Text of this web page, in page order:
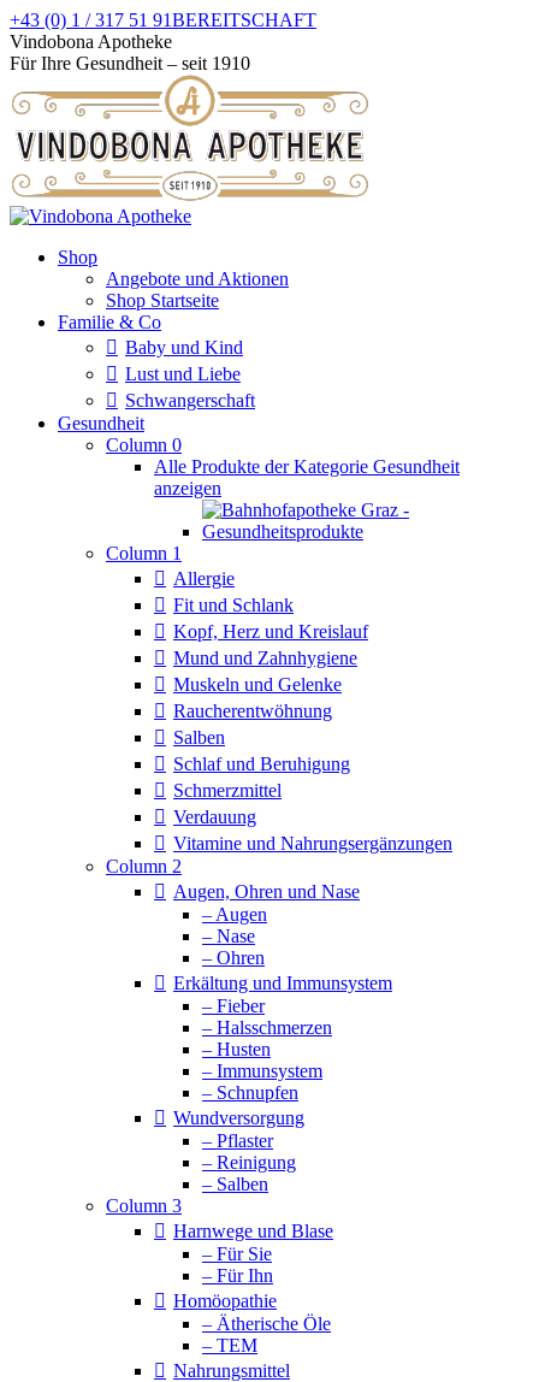
Zum
Inhalt
springen
+43 (0) 1 / 317 51 91BEREITSCHAFT
Facebook
page
in
new
window
Instagram
page
in
new
window
Vindobona Apotheke
Für Ihre Gesundheit – seit 1910
Shop
Angebote und Aktionen
Shop Startseite
Familie & Co
Baby und Kind
Lust und Liebe
Schwangerschaft
Gesundheit
Column 0
Alle Produkte der Kategorie Gesundheit
anzeigen
Column 1
Allergie
Fit und Schlank
Kopf, Herz und Kreislauf
Mund und Zahnhygiene
Muskeln und Gelenke
Raucherentwöhnung
Salben
Schlaf und Beruhigung
Schmerzmittel
Verdauung
Vitamine und Nahrungsergänzungen
Column 2
Augen, Ohren und Nase
– Augen
– Nase
– Ohren
Erkältung und Immunsystem
– Fieber
– Halsschmerzen
– Husten
– Immunsystem
– Schnupfen
Wundversorgung
– Pflaster
– Reinigung
– Salben
Column 3
Harnwege und Blase
– Für Sie
– Für Ihn
Homöopathie
– Ätherische Öle
– TEM
Nahrungsmittel